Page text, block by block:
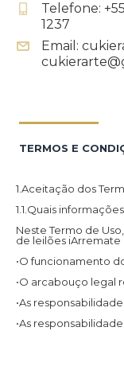
Telefone:
1237
Email:
TERMOS E
1.Aceitação dos
1.1.Quais
Neste Termo de
de leilões
•O funcionamento
•O arcabouço legal
•As
•As